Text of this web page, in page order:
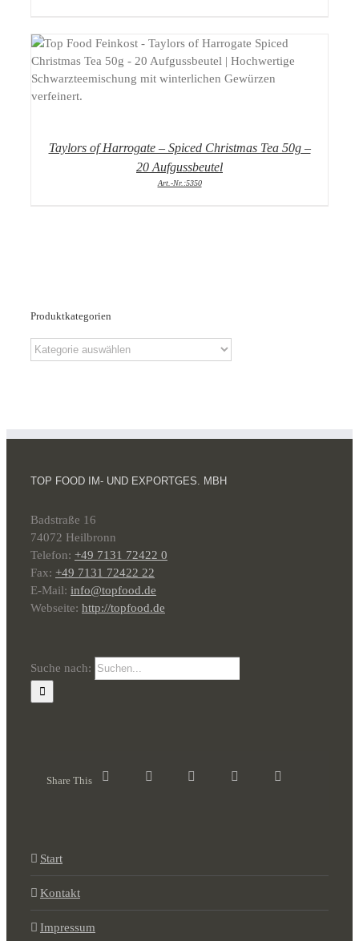
DETAILS
Taylors of Harrogate – Spiced Christmas Tea 50g –
20 Aufgussbeutel
Art.-Nr.:5350
Produktkategorien
TOP FOOD IM- UND EXPORTGES. MBH
Badstraße 16
74072 Heilbronn
Telefon: +49 7131 72422 0
Fax: +49 7131 72422 22
E-Mail: info@topfood.de
Webseite: http://topfood.de
Suche nach:
Share This
Start
Kontakt
Impressum